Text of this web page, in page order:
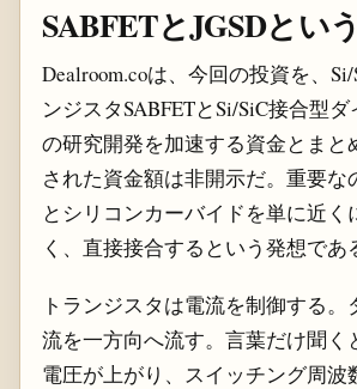
SABFETとJGSDとい
Dealroom.coは、今回の投資を、
ンジスタSABFETとSi/SiC接合型ダ
の研究開発を加速する資金とまと
された資金額は非開示だ。重要な
とシリコンカーバイドを単に近く
く、直接接合するという発想であ
トランジスタは電流を制御する。
流を一方向へ流す。言葉だけ聞く
電圧が上がり、スイッチング周波